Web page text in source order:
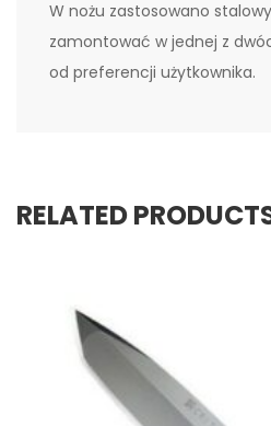
W nożu zastosowano
zamontować w jednej z
od preferencji użytkownika.
RELATED